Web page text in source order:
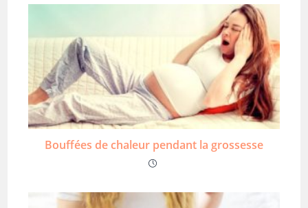
Bouffées de chaleur pendant la grossesse